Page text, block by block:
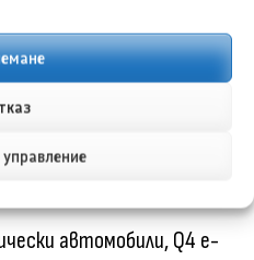
зареждат при 11 kW от
автомобили, Q4 e-